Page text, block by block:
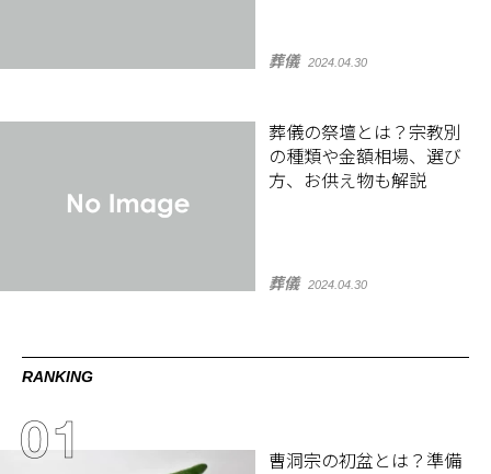
葬儀 2024.04.30
葬儀の祭壇とは？宗教別
の種類や金額相場、選び
方、お供え物も解説
葬儀 2024.04.30
RANKING
曹洞宗の初盆とは？準備